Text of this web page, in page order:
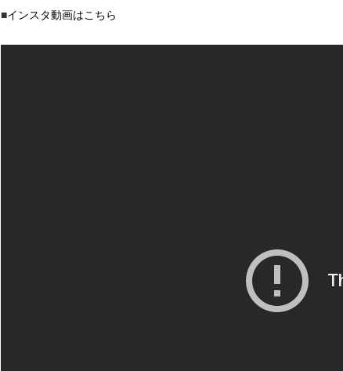
■インスタ動画はこちら